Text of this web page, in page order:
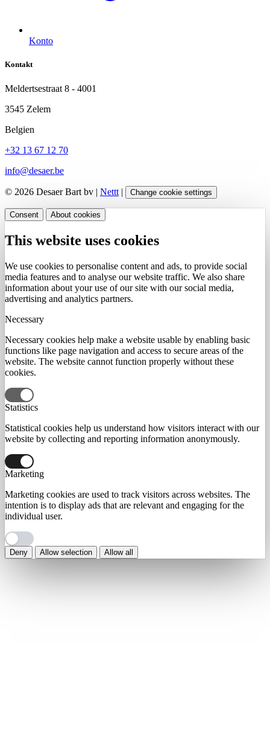
Konto
Kontakt
Meldertsestraat 8 - 4001
3545 Zelem
Belgien
+32 13 67 12 70
info@desaer.be
© 2026 Desaer Bart bv | Nettt | Change cookie settings
Consent About cookies
This website uses cookies
We use cookies to personalise content and ads, to provide social
media features and to analyse our website traffic. We also share
information about your use of our site with our social media,
advertising and analytics partners.
Necessary
Necessary cookies help make a website usable by enabling basic
functions like page navigation and access to secure areas of the
website. The website cannot function properly without these
cookies.
Statistics
Statistical cookies help us understand how visitors interact with our
website by collecting and reporting information anonymously.
Marketing
Marketing cookies are used to track visitors across websites. The
intention is to display ads that are relevant and engaging for the
individual user.
Deny Allow selection Allow all